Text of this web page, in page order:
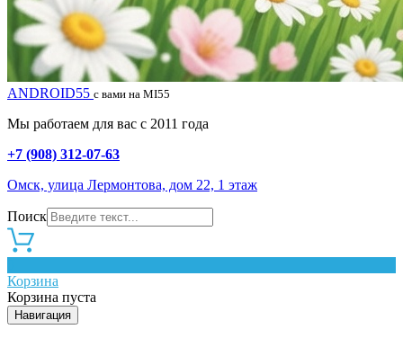
ANDROID55 с вами на MI55
Мы работаем для вас с 2011 года
+7 (908) 312-07-63
Омск, улица Лермонтова, дом 22, 1 этаж
Поиск
Корзина
Корзина пуста
Навигация